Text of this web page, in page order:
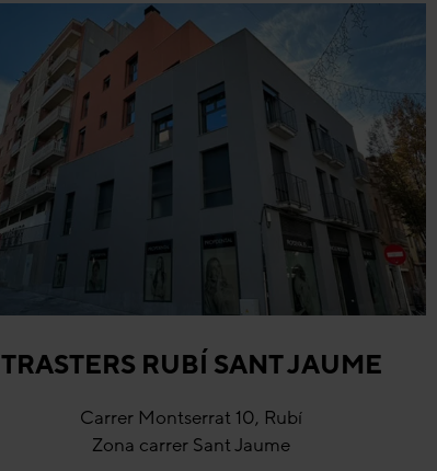
TRASTERS RUBÍ SANT JAUME
Carrer Montserrat 10, Rubí
Zona carrer Sant Jaume